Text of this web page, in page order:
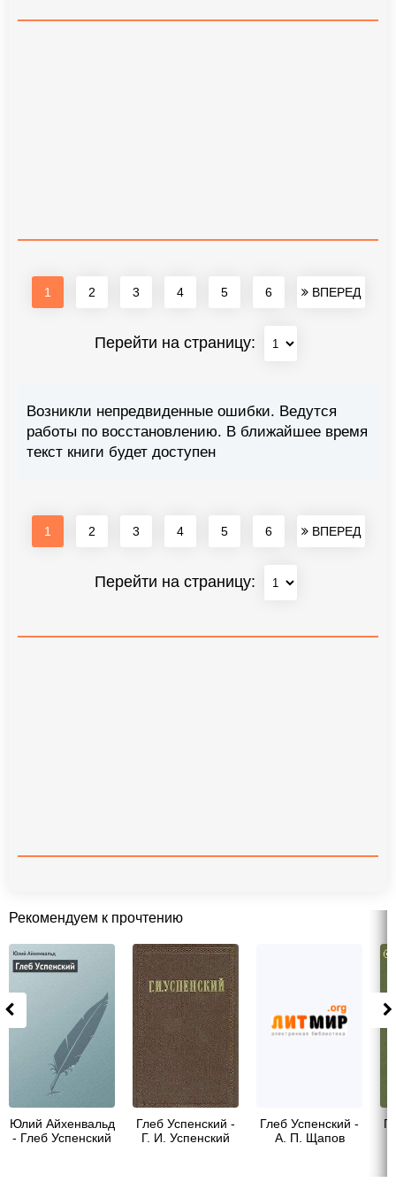
1 2 3 4 5 6 ВПЕРЕД
Перейти на страницу:
Возникли непредвиденные ошибки. Ведутся
работы по восстановлению. В ближайшее время
текст книги будет доступен
1 2 3 4 5 6 ВПЕРЕД
Перейти на страницу:
Рекомендуем к прочтению
Юлий Айхенвальд
- Глеб Успенский
Глеб Успенский -
Г. И. Успенский
Глеб Успенский -
А. П. Щапов